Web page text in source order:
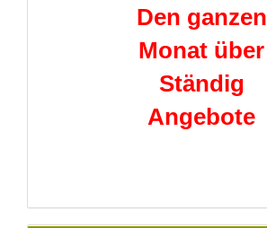
Den ganzen
Monat über
Ständig
Angebote